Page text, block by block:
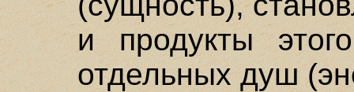
и продукты
отдельных душ